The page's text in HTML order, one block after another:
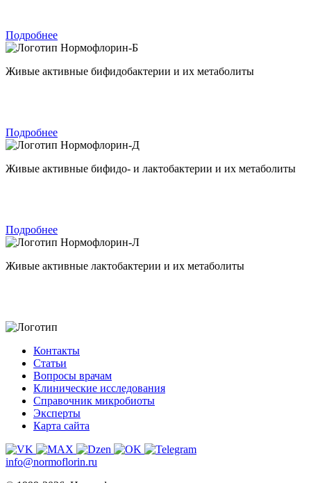
Подробнее
Нормофлорин-Б
Живые активные бифидобактерии и их метаболиты
Подробнее
Нормофлорин-Д
Живые активные бифидо- и лактобактерии и их метаболиты
Подробнее
Нормофлорин-Л
Живые активные лактобактерии и их метаболиты
Контакты
Статьи
Вопросы врачам
Клинические исследования
Справочник микробиоты
Эксперты
Карта сайта
info@normoflorin.ru